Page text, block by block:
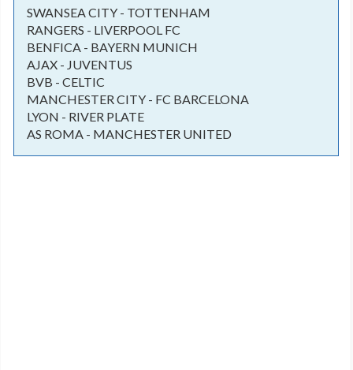
SWANSEA CITY - TOTTENHAM
RANGERS - LIVERPOOL FC
BENFICA - BAYERN MUNICH
AJAX - JUVENTUS
BVB - CELTIC
MANCHESTER CITY - FC BARCELONA
LYON - RIVER PLATE
AS ROMA - MANCHESTER UNITED